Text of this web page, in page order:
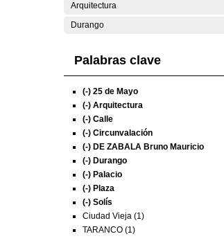
Arquitectura
Durango
Palabras clave
(-) 25 de Mayo
(-) Arquitectura
(-) Calle
(-) Circunvalación
(-) DE ZABALA Bruno Mauricio
(-) Durango
(-) Palacio
(-) Plaza
(-) Solís
Ciudad Vieja (1)
TARANCO (1)